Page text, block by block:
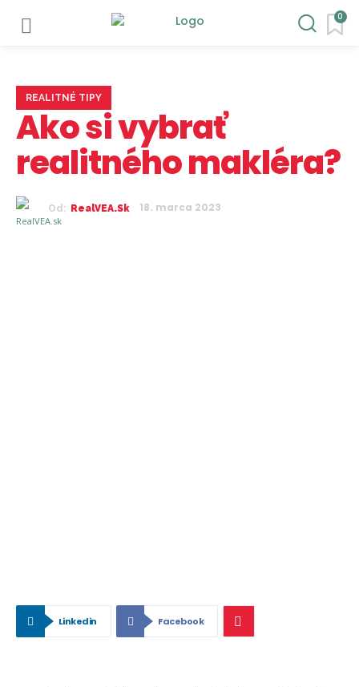
0
REALITNÉ TIPY
Ako si vybrať
realitného makléra?
Od: RealVEA.sk 18. marca 2023
Linkedin Facebook